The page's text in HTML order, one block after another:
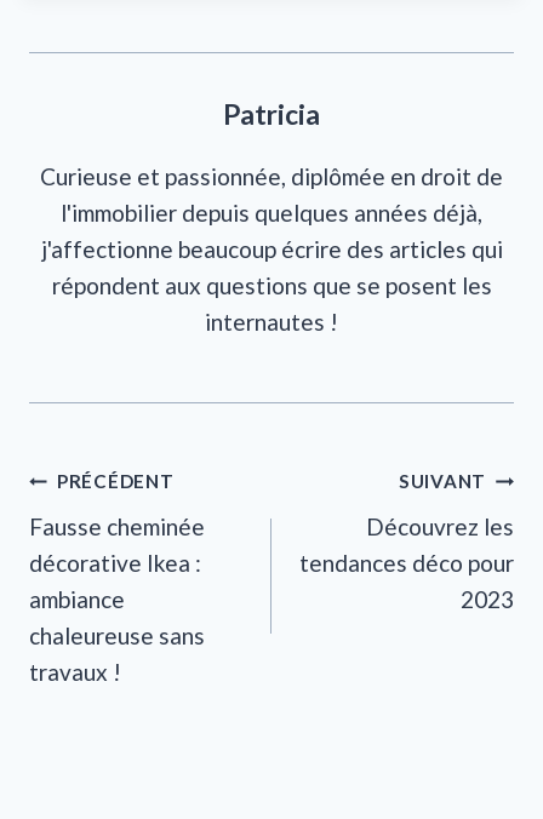
Patricia
Curieuse et passionnée, diplômée en droit de
l'immobilier depuis quelques années déjà,
j'affectionne beaucoup écrire des articles qui
répondent aux questions que se posent les
internautes !
Navigation
de
l’article
PRÉCÉDENT
Fausse cheminée
décorative Ikea :
ambiance
chaleureuse sans
travaux !
SUIVANT
Découvrez les
tendances déco pour
2023